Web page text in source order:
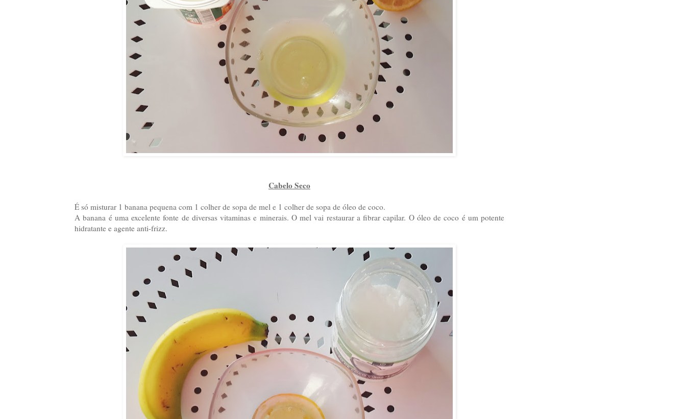
Cabelo Seco
É só misturar 1 banana pequena com 1 colher de sopa de mel e 1 colher de sopa de óleo de coco.
A banana é uma excelente fonte de diversas vitaminas e minerais. O mel vai restaurar a fibrar capilar. O óleo de coco é um potente
hidratante e agente anti-frizz.